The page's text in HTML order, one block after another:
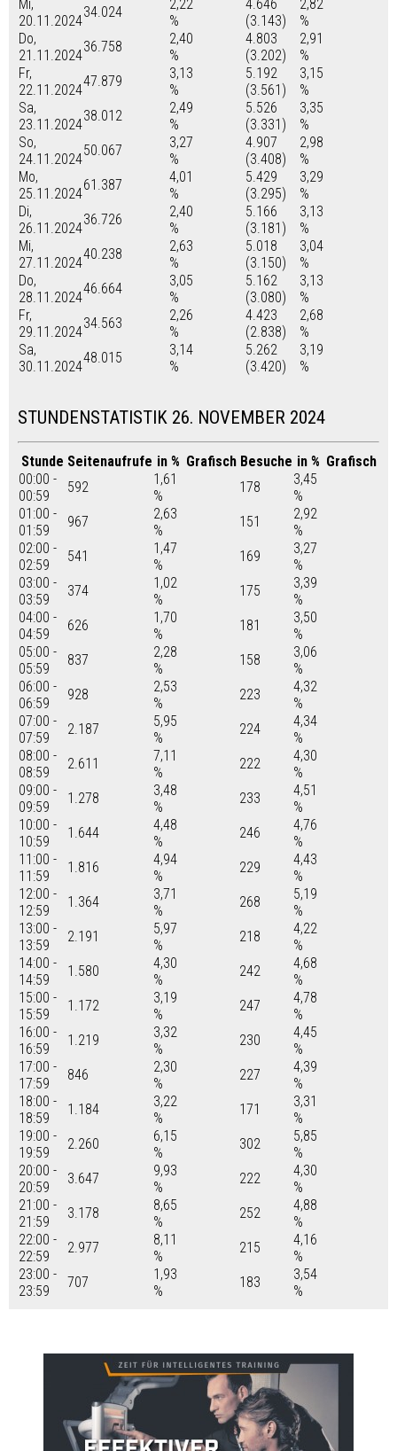
Mi,
20.11.2024
34.024
2,22
%
4.646
(3.143)
2,82
%
Do,
21.11.2024
36.758
2,40
%
4.803
(3.202)
2,91
%
Fr,
22.11.2024
47.879
3,13
%
5.192
(3.561)
3,15
%
Sa,
23.11.2024
38.012
2,49
%
5.526
(3.331)
3,35
%
So,
24.11.2024
50.067
3,27
%
4.907
(3.408)
2,98
%
Mo,
25.11.2024
61.387
4,01
%
5.429
(3.295)
3,29
%
Di,
26.11.2024
36.726
2,40
%
5.166
(3.181)
3,13
%
Mi,
27.11.2024
40.238
2,63
%
5.018
(3.150)
3,04
%
Do,
28.11.2024
46.664
3,05
%
5.162
(3.080)
3,13
%
Fr,
29.11.2024
34.563
2,26
%
4.423
(2.838)
2,68
%
Sa,
30.11.2024
48.015
3,14
%
5.262
(3.420)
3,19
%
STUNDENSTATISTIK 26. NOVEMBER 2024
Stunde Seitenaufrufe in % Grafisch Besuche in % Grafisch
00:00 -
00:59
592
1,61
%
178
3,45
%
01:00 -
01:59
967
2,63
%
151
2,92
%
02:00 -
02:59
541
1,47
%
169
3,27
%
03:00 -
03:59
374
1,02
%
175
3,39
%
04:00 -
04:59
626
1,70
%
181
3,50
%
05:00 -
05:59
837
2,28
%
158
3,06
%
06:00 -
06:59
928
2,53
%
223
4,32
%
07:00 -
07:59
2.187
5,95
%
224
4,34
%
08:00 -
08:59
2.611
7,11
%
222
4,30
%
09:00 -
09:59
1.278
3,48
%
233
4,51
%
10:00 -
10:59
1.644
4,48
%
246
4,76
%
11:00 -
11:59
1.816
4,94
%
229
4,43
%
12:00 -
12:59
1.364
3,71
%
268
5,19
%
13:00 -
13:59
2.191
5,97
%
218
4,22
%
14:00 -
14:59
1.580
4,30
%
242
4,68
%
15:00 -
15:59
1.172
3,19
%
247
4,78
%
16:00 -
16:59
1.219
3,32
%
230
4,45
%
17:00 -
17:59
846
2,30
%
227
4,39
%
18:00 -
18:59
1.184
3,22
%
171
3,31
%
19:00 -
19:59
2.260
6,15
%
302
5,85
%
20:00 -
20:59
3.647
9,93
%
222
4,30
%
21:00 -
21:59
3.178
8,65
%
252
4,88
%
22:00 -
22:59
2.977
8,11
%
215
4,16
%
23:00 -
23:59
707
1,93
%
183
3,54
%